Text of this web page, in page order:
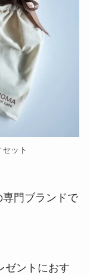
ット
門ブランドで
ゼントにおす